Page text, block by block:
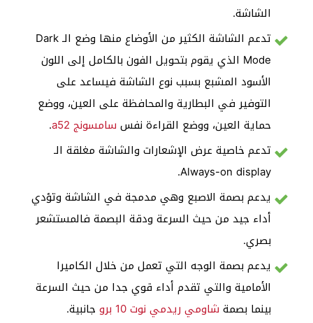
الشاشة.
تدعم الشاشة الكثير من الأوضاع منها وضع الـ Dark
Mode الذي يقوم بتحويل الفون بالكامل إلى اللون
الأسود المشبع بسبب نوع الشاشة فيساعد على
التوفير في البطارية والمحافظة على العين، ووضع
حماية العين، ووضع القراءة نفس سامسونج a52
.
تدعم خاصية عرض الإشعارات والشاشة مغلقة الـ
Always-on display.
يدعم بصمة الاصبع وهي مدمجة في الشاشة وتؤدي
أداء جيد من حيث السرعة ودقة البصمة فالمستشعر
بصري.
يدعم بصمة الوجه التي تعمل من خلال الكاميرا
الأمامية والتي تقدم أداء قوي جدا من حيث السرعة
بينما بصمة شاومي ريدمي نوت 10 برو
جانبية.